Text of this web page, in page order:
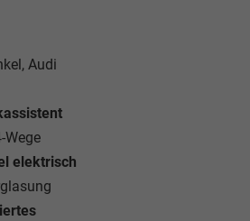
Audi
Wege
elektrisch